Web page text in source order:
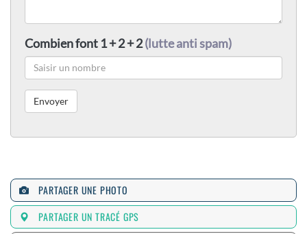
Combien font 1 + 2 + 2(lutte anti spam)
PARTAGER UNE PHOTO
PARTAGER UN TRACÉ GPS